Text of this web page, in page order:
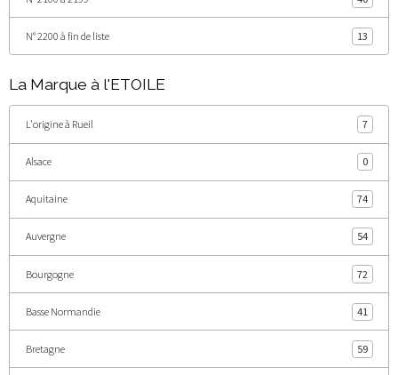
N° 2200 à fin de liste 13
La Marque à l'ETOILE
L'origine à Rueil 7
Alsace 0
Aquitaine 74
Auvergne 54
Bourgogne 72
Basse Normandie 41
Bretagne 59